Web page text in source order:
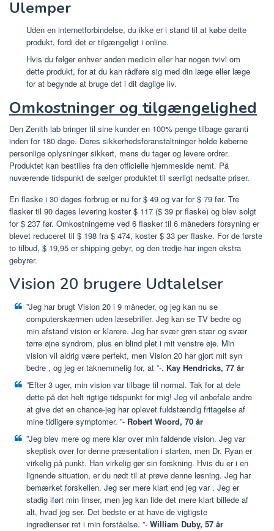
Ulemper
Uden en internetforbindelse, du ikke er i stand til at købe dette
produkt, fordi det er tilgængeligt i online.
Hvis du følger enhver anden medicin eller har nogen tvivl om
dette produkt, for at du kan rådføre sig med din læge eller læge
for at begynde at bruge det i dit daglige liv.
Omkostninger og tilgængelighed
Den Zenith lab bringer til sine kunder en 100% penge tilbage garanti
inden for 180 dage. Deres sikkerhedsforanstaltninger holde køberne
personlige oplysninger sikkert, mens du tager og levere ordrer.
Produktet kan bestilles fra den officielle hjemmeside nemt. På
nuværende tidspunkt de sælger produktet til særligt nedsatte priser.
En flaske i 30 dages forbrug er nu for $ 49 og var for $ 79 før. Tre
flasker til 90 dages levering koster $ 117 ($ 39 pr flaske) og blev solgt
for $ 237 før. Omkostningerne ved 6 flasker til 6 måneders forsyning er
blevet reduceret til $ 198 fra $ 474, koster $ 33 per flaske. For de første
to tilbud, $ 19,95 er shipping gebyr, og den tredje har ingen ekstra
gebyrer.
Vision 20 brugere Udtalelser
”Jeg har brugt Vision 20 i 9 måneder, og jeg kan nu se
computerskærmen uden læsebriller. Jeg kan se TV bedre og
min afstand vision er klarere. Jeg har svær grøn stær og svær
tørre øjne syndrom, plus en blind plet i mit venstre øje. Min
vision vil aldrig være perfekt, men Vision 20 har gjort mit syn
bedre , og jeg er taknemmelig for, at ”-. Kay Hendricks, 77 år
”Efter 3 uger, min vision var tilbage til normal. Tak for at dele
dette på det helt rigtige tidspunkt for mig! Jeg vil anbefale andre
at give det en chance-jeg har oplevet fuldstændig fritagelse af
mine tidligere symptomer. ”- Robert Woord, 70 år
”Jeg blev mere og mere klar over min faldende vision. Jeg var
skeptisk over for denne præsentation i starten, men Dr. Ryan er
virkelig på punkt. Han virkelig gør sin forskning. Hvis du er i en
lignende situation, er du nødt til at prøve denne løsning. Jeg har
bemærket forskellen. Jeg ser mere klart end jeg var. Jeg er
stadig iført min linser, men jeg kan lide det mere klart billede af
alt, hvad jeg ser. Det bedste er at have de vigtigste
ingredienser ret i min forståelse. ”- William Duby, 57 år